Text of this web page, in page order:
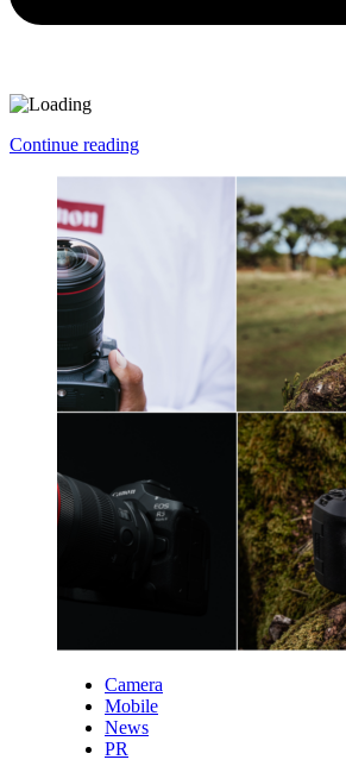
Continue reading
Camera
Mobile
News
PR